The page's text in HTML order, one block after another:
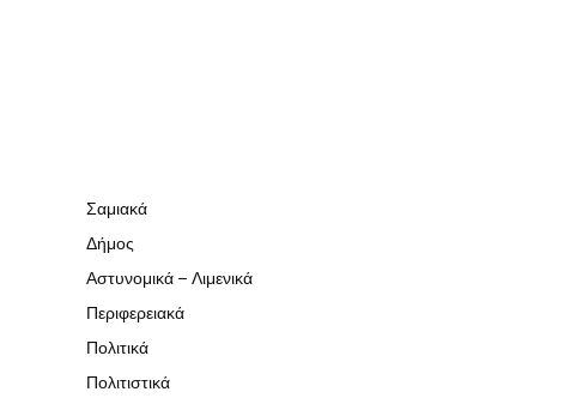
Σαμιακά
Δήμος
Αστυνομικά – Λιμενικά
Περιφερειακά
Πολιτικά
Πολιτιστικά